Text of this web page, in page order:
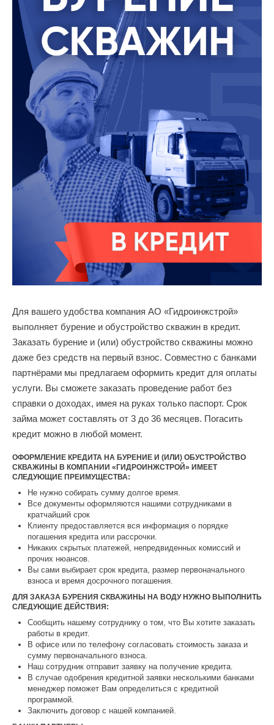
Для вашего удобства компания АО «Гидроинжстрой»
выполняет бурение и обустройство скважин в кредит.
Заказать бурение и (или) обустройство скважины можно
даже без средств на первый взнос. Совместно с банками
партнёрами мы предлагаем оформить кредит для оплаты
услуги. Вы сможете заказать проведение работ без
справки о доходах, имея на руках только паспорт. Срок
займа может составлять от 3 до 36 месяцев. Погасить
кредит можно в любой момент.
ОФОРМЛЕНИЕ КРЕДИТА НА БУРЕНИЕ И (ИЛИ) ОБУСТРОЙСТВО
СКВАЖИНЫ В КОМПАНИИ «ГИДРОИНЖСТРОЙ» ИМЕЕТ
СЛЕДУЮЩИЕ ПРЕИМУЩЕСТВА:
Не нужно собирать сумму долгое время.
Все документы оформляются нашими сотрудниками в
кратчайший срок
Клиенту предоставляется вся информация о порядке
погашения кредита или рассрочки.
Никаких скрытых платежей, непредвиденных комиссий и
прочих нюансов.
Вы сами выбирает срок кредита, размер первоначального
взноса и время досрочного погашения.
ДЛЯ ЗАКАЗА БУРЕНИЯ СКВАЖИНЫ НА ВОДУ НУЖНО ВЫПОЛНИТЬ
СЛЕДУЮЩИЕ ДЕЙСТВИЯ:
Сообщить нашему сотруднику о том, что Вы хотите заказать
работы в кредит.
В офисе или по телефону согласовать стоимость заказа и
сумму первоначального взноса.
Наш сотрудник отправит заявку на получение кредита.
В случае одобрения кредитной заявки несколькими банками
менеджер поможет Вам определиться с кредитной
программой.
Заключить договор с нашей компанией.